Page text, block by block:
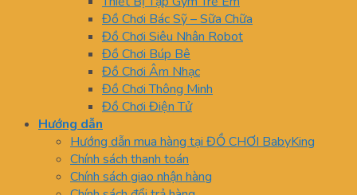
Đồ Chơi Bác Sỹ – Sữa Chữa
Đồ Chơi Siêu Nhân Robot
Đồ Chơi Búp Bê
Đồ Chơi Âm Nhạc
Đồ Chơi Thông Minh
Đồ Chơi Điện Tử
Hướng dẫn
Hướng dẫn mua hàng tại ĐỒ CHƠI BabyKing
Chính sách thanh toán
Chính sách giao nhận hàng